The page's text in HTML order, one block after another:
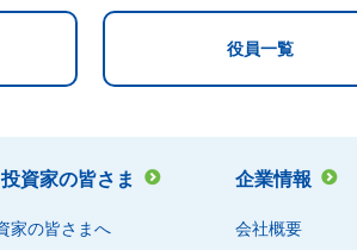
役員一覧
資家の皆さま
家の皆さまへ
企業情報
会社概要